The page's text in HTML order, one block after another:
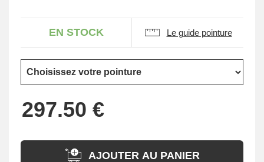
EN STOCK Le guide pointure
AJOUTER AU PANIER